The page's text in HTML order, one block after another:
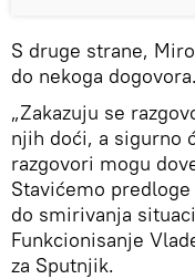
S druge strane,
do nekoga dogovora.
„Zakazuju se
njih doći, a sigurno
razgovori mogu
Stavićemo
do smirivanja
Funkcionisanje
za Sputnjik.